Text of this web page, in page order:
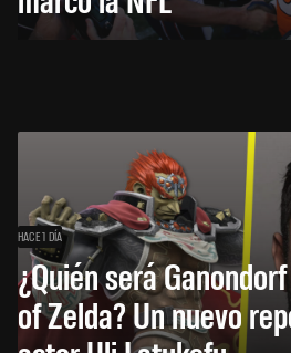
HACE 1 DÍA
¿Quién será
of Zelda? Un nuevo